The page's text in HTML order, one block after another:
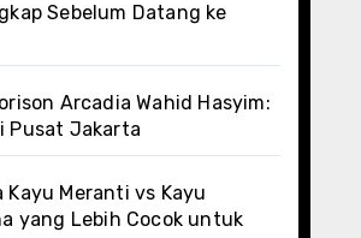
Sebelum Datang ke
Arcadia Wahid Hasyim:
Pusat Jakarta
Kayu Meranti vs Kayu
yang Lebih Cocok untuk